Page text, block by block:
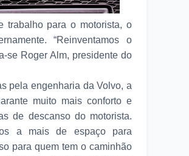
trabalho para o motorista, o
“Reinventamos o
se Roger Alm, presidente do
pela engenharia da Volvo, a
muito mais conforto e
de descanso do motorista.
a mais de espaço para
para quem tem o caminhão